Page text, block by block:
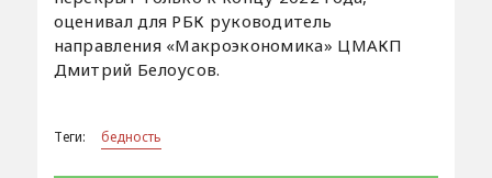
оценивал для РБК руководитель
направления «Макроэкономика» ЦМАКП
Дмитрий Белоусов.
Теги: бедность